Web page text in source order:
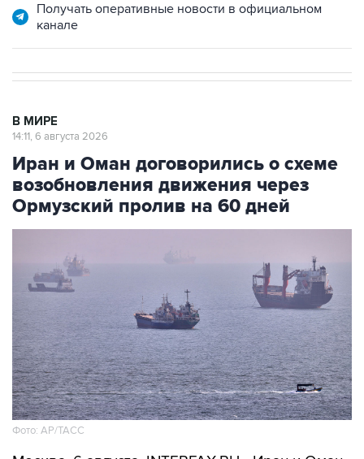
Получать оперативные новости в официальном
канале
В МИРЕ
14:11, 6 августа 2026
Иран и Оман договорились о схеме
возобновления движения через
Ормузский пролив на 60 дней
Фото: AP/ТАСС